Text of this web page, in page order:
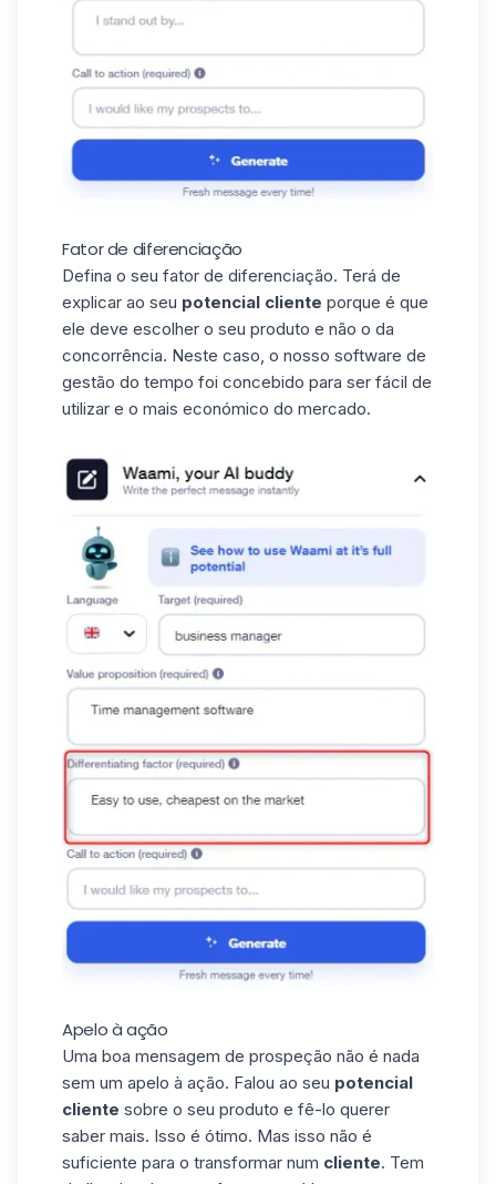
Fator de diferenciação
Defina o seu fator de diferenciação. Terá de
explicar ao seu potencial cliente porque é que
ele deve escolher o seu produto e não o da
concorrência. Neste caso, o nosso software de
gestão do tempo foi concebido para ser fácil de
utilizar e o mais económico do mercado.
Apelo à ação
Uma boa mensagem de prospeção não é nada
sem um apelo à ação. Falou ao seu potencial
cliente sobre o seu produto e fê-lo querer
saber mais. Isso é ótimo. Mas isso não é
suficiente para o transformar num cliente. Tem